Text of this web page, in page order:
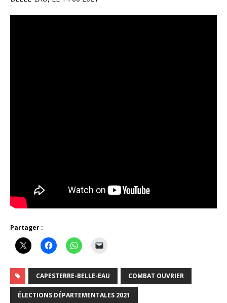
Partager :
CAPESTERRE-BELLE-EAU COMBAT OUVRIER
ÉLECTIONS DÉPARTEMENTALES 2021